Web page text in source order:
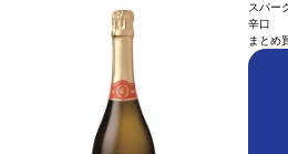
スパー
辛口
まとめ